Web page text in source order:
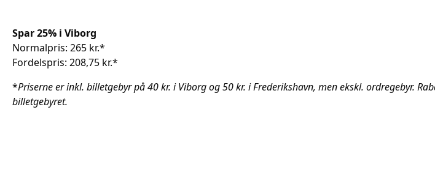
Spar 25% i Viborg
Normalpris: 265 kr.*
Fordelspris: 208,75 kr.*
*Priserne er inkl. billetgebyr på 40 kr. i Viborg og 50 kr. i Frederikshavn, men ekskl. ordregebyr.
billetgebyret.